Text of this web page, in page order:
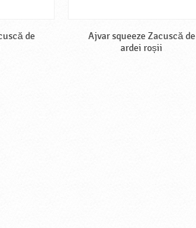
de
Ajvar squeeze Zacuscă de
ardei roșii